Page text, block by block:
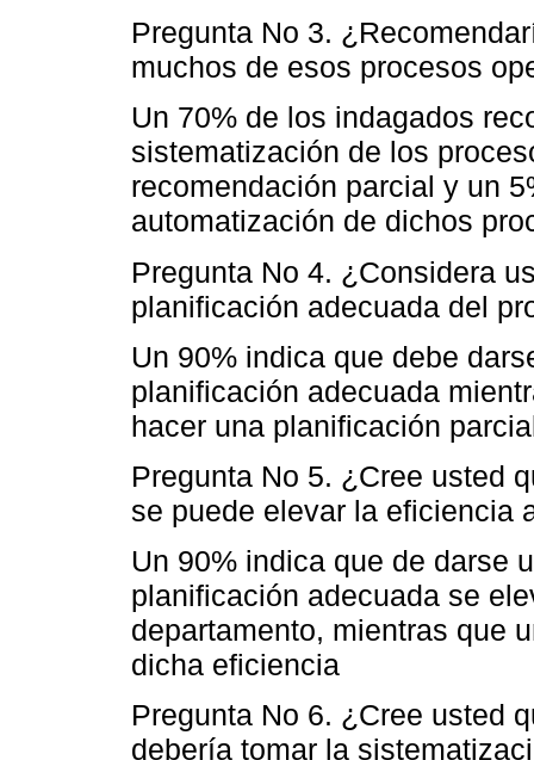
Pregunta No 3.
muchos de esos procesos
Un 70% de los indagados
sistematización de los
recomendación parcial y un
automatización de dichos
Pregunta No 4. ¿Considera
planificación adecuada del
Un 90% indica que debe
planificación adecuada
hacer una planificación
Pregunta No 5. ¿Cree usted
se puede elevar la eficiencia
Un 90% indica que de darse
planificación adecuada se
departamento, mientras que
dicha eficiencia
Pregunta No 6. ¿Cree usted
debería tomar la